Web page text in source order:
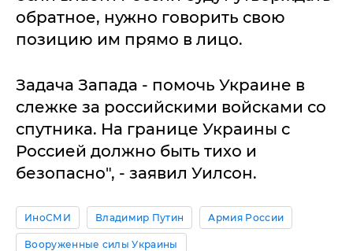
обратное, нужно говорить свою
позицию им прямо в лицо.
Задача Запада - помочь Украине в
слежке за российскими войсками со
спутника. На границе Украины с
Россией должно быть тихо и
безопасно", - заявил Уилсон.
ИноСМИ Владимир Путин Армия России
Вооруженные силы Украины